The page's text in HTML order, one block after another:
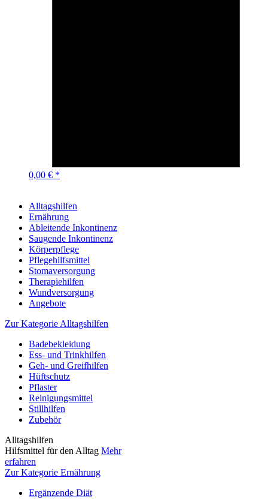
0,00 € *
Alltagshilfen
Ernährung
Ableitende Inkontinenz
Saugende Inkontinenz
Körperpflege
Pflegehilfsmittel
Stomaversorgung
Therapiehilfen
Wundversorgung
Angebote
Zur Kategorie Alltagshilfen
Badebekleidung
Ess- und Trinkhilfen
Geh- und Greifhilfen
Hüftschutz
Pflaster
Reinigungsmittel
Stillhilfen
Zubehör
Alltagshilfen
Hilfsmittel für den Alltag Mehr
erfahren
Zur Kategorie Ernährung
Ergänzende Diät